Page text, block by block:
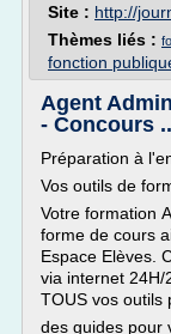
Site : http://
Thèmes liés :
fonction
Agent
- Concours
Préparation à
Vos outils de
Votre formation
forme de cours
Espace Elèves.
via internet
TOUS vos outils
des guides pour